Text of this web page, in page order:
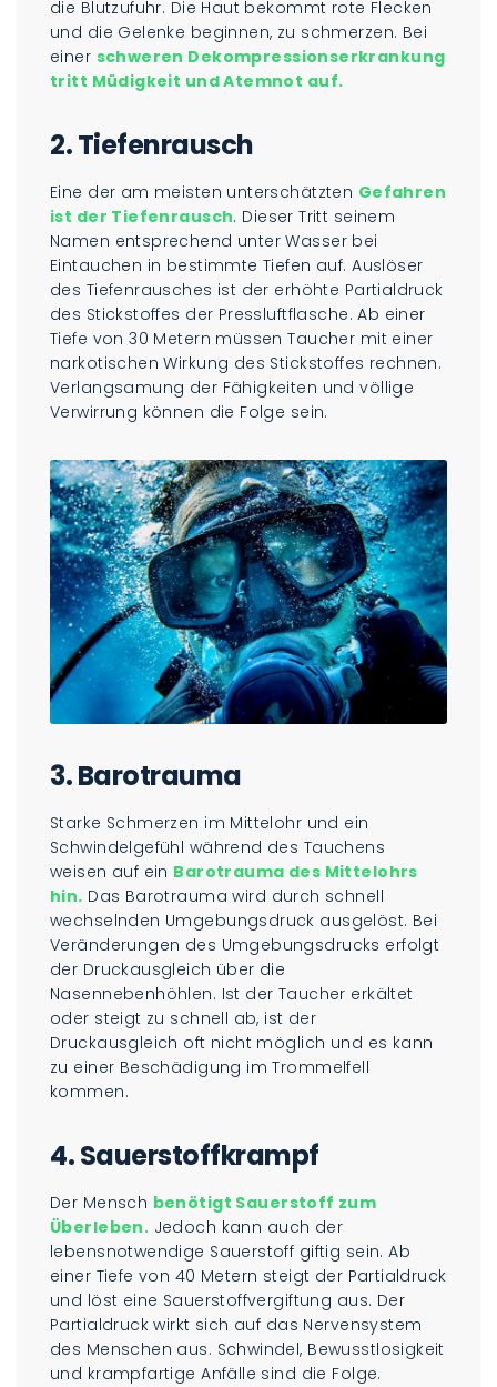
die Blutzufuhr. Die Haut bekommt rote Flecken
und die Gelenke beginnen, zu schmerzen. Bei
einer schweren Dekompressionserkrankung
tritt Müdigkeit und Atemnot auf.
2. Tiefenrausch
Eine der am meisten unterschätzten Gefahren
ist der Tiefenrausch. Dieser Tritt seinem
Namen entsprechend unter Wasser bei
Eintauchen in bestimmte Tiefen auf. Auslöser
des Tiefenrausches ist der erhöhte Partialdruck
des Stickstoffes der Pressluftflasche. Ab einer
Tiefe von 30 Metern müssen Taucher mit einer
narkotischen Wirkung des Stickstoffes rechnen.
Verlangsamung der Fähigkeiten und völlige
Verwirrung können die Folge sein.
3. Barotrauma
Starke Schmerzen im Mittelohr und ein
Schwindelgefühl während des Tauchens
weisen auf ein Barotrauma des Mittelohrs
hin. Das Barotrauma wird durch schnell
wechselnden Umgebungsdruck ausgelöst. Bei
Veränderungen des Umgebungsdrucks erfolgt
der Druckausgleich über die
Nasennebenhöhlen. Ist der Taucher erkältet
oder steigt zu schnell ab, ist der
Druckausgleich oft nicht möglich und es kann
zu einer Beschädigung im Trommelfell
kommen.
4. Sauerstoffkrampf
Der Mensch benötigt Sauerstoff zum
Überleben. Jedoch kann auch der
lebensnotwendige Sauerstoff giftig sein. Ab
einer Tiefe von 40 Metern steigt der Partialdruck
und löst eine Sauerstoffvergiftung aus. Der
Partialdruck wirkt sich auf das Nervensystem
des Menschen aus. Schwindel, Bewusstlosigkeit
und krampfartige Anfälle sind die Folge.